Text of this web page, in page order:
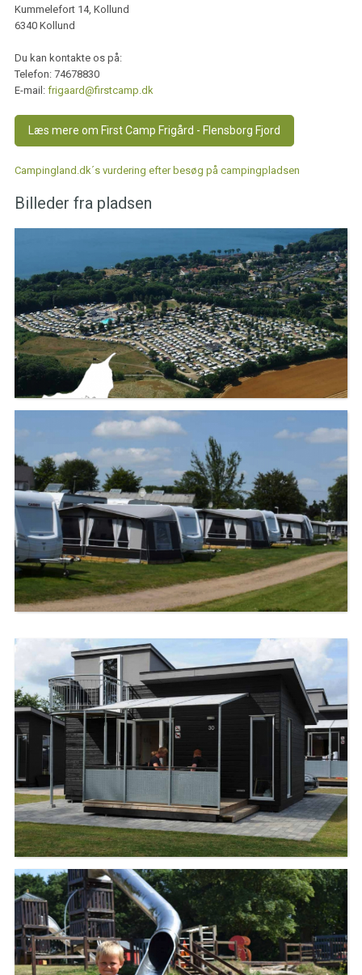
Kummelefort 14, Kollund
6340 Kollund
Du kan kontakte os på:
Telefon: 74678830
E-mail: frigaard@firstcamp.dk
Læs mere om First Camp Frigård - Flensborg Fjord
Campingland.dk´s vurdering efter besøg på campingpladsen
Billeder fra pladsen